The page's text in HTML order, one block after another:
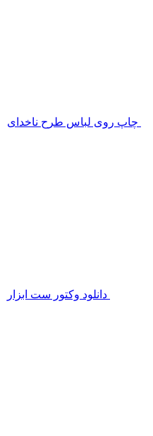
چاپ روی لباس طرح ناخدای
دانلود وکتور ست ابزار